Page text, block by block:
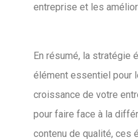
entreprise et les
En résumé, la stratégie
élément essentiel pour
croissance de votre
pour faire face à la
contenu de qualité, ces